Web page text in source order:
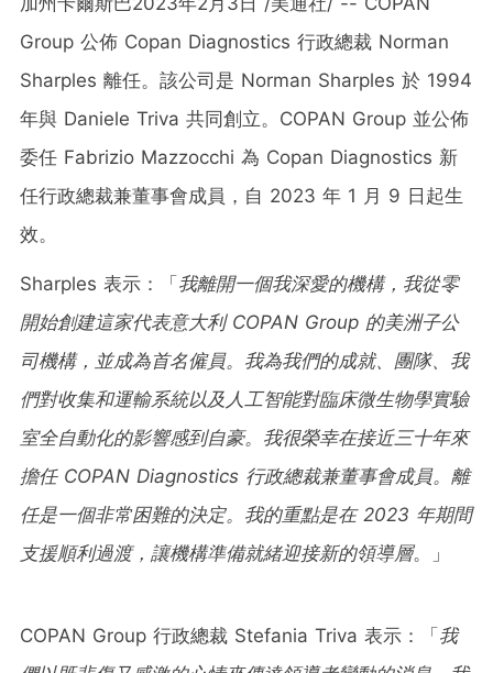
Group 公佈 Copan Diagnostics 行政總裁 Norman
Sharples 離任。該公司是 Norman Sharples 於 1994
年與 Daniele Triva 共同創立。COPAN Group 並公佈
委任 Fabrizio Mazzocchi 為 Copan Diagnostics 新
任行政總裁兼董事會成員，自 2023 年 1 月 9 日起生
效。
Sharples 表示：「我離開一個我深愛的機構，我從零
開始創建這家代表意大利COPAN Group 的美洲子公
司機構，並成為首名僱員。我為我們的成就、團隊、我
們對收集和運輸系統以及人工智能對臨床微生物學實驗
室全自動化的影響感到自豪。我很榮幸在接近三十年來
擔任COPAN Diagnostics 行政總裁兼董事會成員。離
任是一個非常困難的決定。我的重點是在2023 年期間
支援順利過渡，讓機構準備就緒迎接新的領導層。」
COPAN Group 行政總裁 Stefania Triva 表示：「我